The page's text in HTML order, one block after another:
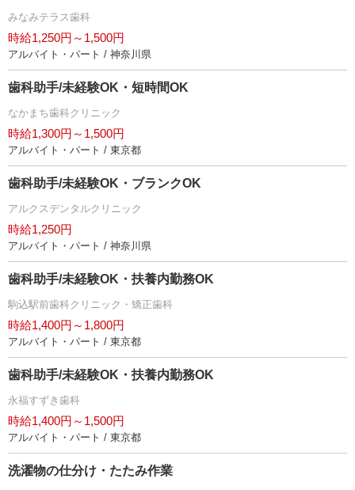
みなみテラス歯科
時給1,250円～1,500円
アルバイト・パート / 神奈川県
歯科助手/未経験OK・短時間OK
なかまち歯科クリニック
時給1,300円～1,500円
アルバイト・パート / 東京都
歯科助手/未経験OK・ブランクOK
アルクスデンタルクリニック
時給1,250円
アルバイト・パート / 神奈川県
歯科助手/未経験OK・扶養内勤務OK
駒込駅前歯科クリニック・矯正歯科
時給1,400円～1,800円
アルバイト・パート / 東京都
歯科助手/未経験OK・扶養内勤務OK
永福すずき歯科
時給1,400円～1,500円
アルバイト・パート / 東京都
洗濯物の仕分け・たたみ作業